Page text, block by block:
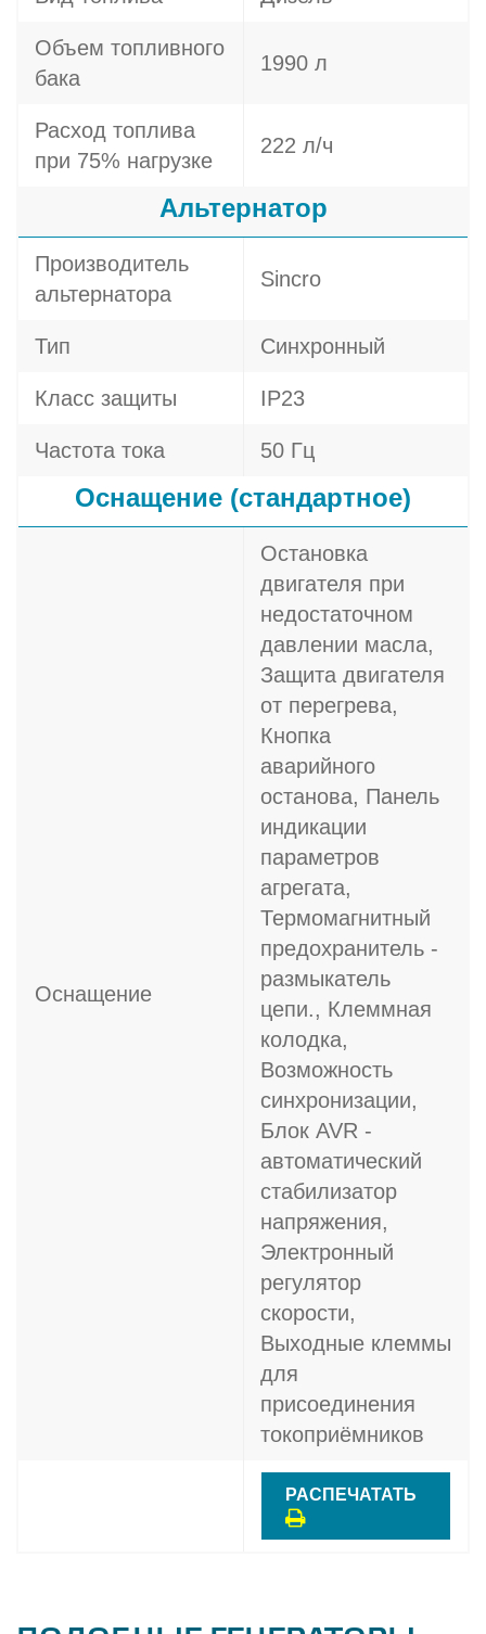
Объем топливного
бака
1990 л
Расход топлива
при 75% нагрузке
222 л/ч
Альтернатор
Производитель
альтернатора
Sincro
Тип Синхронный
Класс защиты IP23
Частота тока 50 Гц
Оснащение (стандартное)
Оснащение
Остановка
двигателя при
недостаточном
давлении масла,
Защита двигателя
от перегрева,
Кнопка
аварийного
останова, Панель
индикации
параметров
агрегата,
Термомагнитный
предохранитель -
размыкатель
цепи., Клеммная
колодка,
Возможность
синхронизации,
Блок AVR -
автоматический
стабилизатор
напряжения,
Электронный
регулятор
скорости,
Выходные клеммы
для
присоединения
токоприёмников
РАСПЕЧАТАТЬ